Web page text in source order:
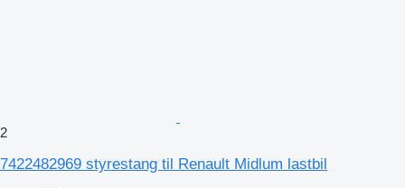
2
7422482969 styrestang til Renault Midlum lastbil